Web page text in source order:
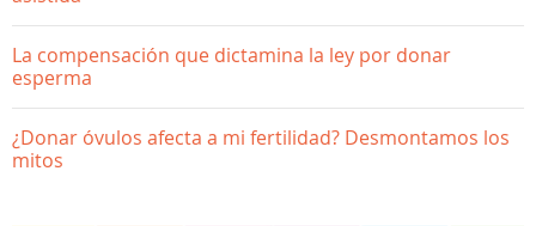
La compensación que dictamina la ley por donar
esperma
¿Donar óvulos afecta a mi fertilidad? Desmontamos los
mitos